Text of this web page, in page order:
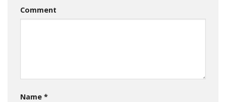
Comment
Name *